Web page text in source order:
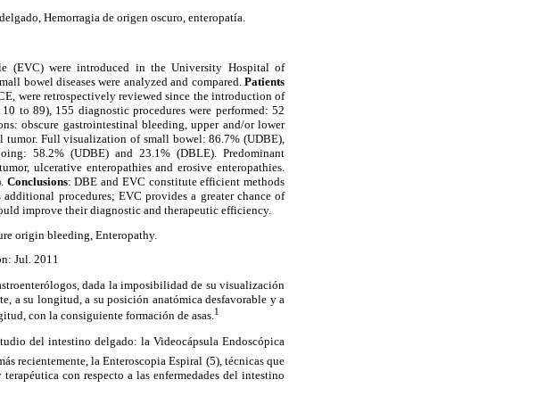
Hemorragia de origen oscuro, enteropatía.
(EVC) were introduced in the University Hospital of
bowel diseases were analyzed and compared. Patients
were retrospectively reviewed since the introduction of
10 to 89), 155 diagnostic procedures were performed: 52
obscure gastrointestinal bleeding, upper and/or lower
tumor. Full visualization of small bowel: 86.7% (UDBE),
58.2% (UDBE) and 23.1% (DBLE). Predominant
ulcerative enteropathies and erosive enteropathies.
Conclusions: DBE and EVC constitute efficient methods
procedures; EVC provides a greater chance of
improve their diagnostic and therapeutic efficiency.
origin bleeding, Enteropathy.
Jul. 2011
dada la imposibilidad de su visualización
a su longitud, a su posición anatómica desfavorable y a
con la consiguiente formación de asas.1
del intestino delgado: la Videocápsula Endoscópica
recientemente, la Enteroscopia Espiral (5), técnicas que
con respecto a las enfermedades del intestino